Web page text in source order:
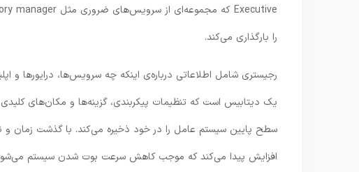
را بارگذاری می‌کند.
رجیستری شامل اطلاعاتی درباره‌ی اینکه چه سرویس‌ها، درایورها و
یک دیتابیس است که تنظیمات پیکربندی، گزینه‌ها و مکان‌های
سطح پایین سیستم عامل را در خود ذخیره می‌کند. با گذشت زمان و
افزایش پیدا می‌کند که موجب کاهش سرعت بوت شدن سیستم می‌شود.